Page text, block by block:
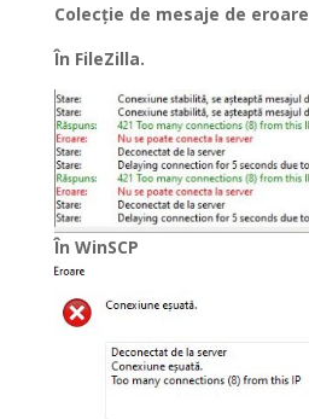
Colecție de mesaje de eroare
În FileZilla.
În WinSCP